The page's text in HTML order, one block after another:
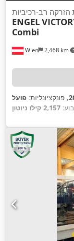
Wien 2,468 km
הזרקה רב-רכיביות
ENGEL
Combi
, פונקציונליות: פועל
2,157 קילו ניוטון